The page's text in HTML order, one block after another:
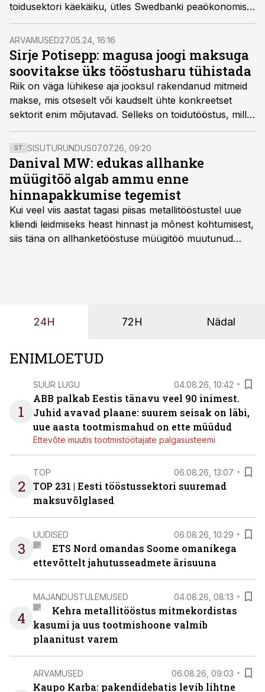
toidusektori käekäiku, ütles Swedbanki peaökonomist
Tõnu Mertsina Eesti Toiduainetööstuse Liidu 10.
koostöö konverentsil „Lennukalt edasi“.
ARVAMUSED27.05.24, 16:16
Sirje Potisepp: magusa joogi maksuga
soovitakse üks tööstusharu tühistada
Riik on väga lühikese aja jooksul rakendanud mitmeid
makse, mis otseselt või kaudselt ühte konkreetset
sektorit enim mõjutavad. Selleks on toidutööstus, mille
ülesanne on tagada Eesti toidujulgeolek, kirjutab
Toiduliidu juhataja Sirje Potisepp.
ST SISUTURUNDUS07.07.26, 09:20
Danival MW: edukas allhanke
müügitöö algab ammu enne
hinnapakkumise tegemist
Kui veel viis aastat tagasi piisas metallitööstustel uue
kliendi leidmiseks heast hinnast ja mõnest kohtumisest,
siis täna on allhanketööstuse müügitöö muutunud
24H 72H Nädal
ENIMLOETUD
1
SUUR LUGU 04.08.26, 10:42
ABB palkab Eestis tänavu veel 90 inimest.
Juhid avavad plaane: suurem seisak on läbi,
uue aasta tootmismahud on ette müüdud
Ettevõte muutis tootmistöötajate palgasüsteemi
2
TOP 06.08.26, 13:07
TOP 231 | Eesti tööstussektori suuremad
maksuvõlglased
3
UUDISED 06.08.26, 10:29
ETS Nord omandas Soome omanikega
ettevõttelt jahutusseadmete ärisuuna
4
MAJANDUSTULEMUSED 04.08.26, 08:13
Kehra metallitööstus mitmekordistas
kasumi ja uus tootmishoone valmib
plaanitust varem
ARVAMUSED 06.08.26, 09:03
Kaupo Karba: pakendidebatis levib lihtne